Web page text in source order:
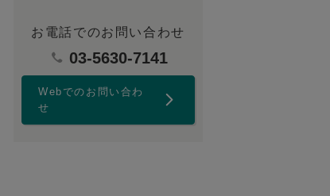
お電話でのお問い合わせ
03-5630-7141
Webでのお問い合わ
せ